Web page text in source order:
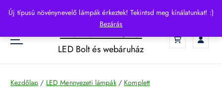
Új típusú növénynevelő lámpák érkeztek! Tekintsd meg kínálatunkat! :)
Bezárás
p
o
HelloLED.hu
LED Bolt és webáruház
Kezdőlap / LED Mennyezeti lámpák/ Komplett